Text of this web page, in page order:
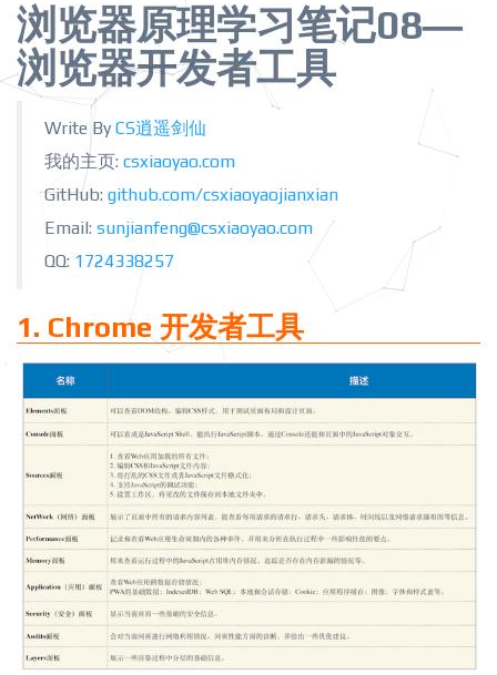
浏览器原理学习笔记08—
浏览器开发者工具
Write By CS逍遥剑仙
我的主页: csxiaoyao.com
GitHub: github.com/csxiaoyaojianxian
Email: sunjianfeng@csxiaoyao.com
QQ: 1724338257
1. Chrome 开发者工具